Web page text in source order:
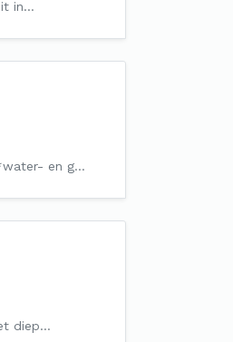
in…
en g…
diep…